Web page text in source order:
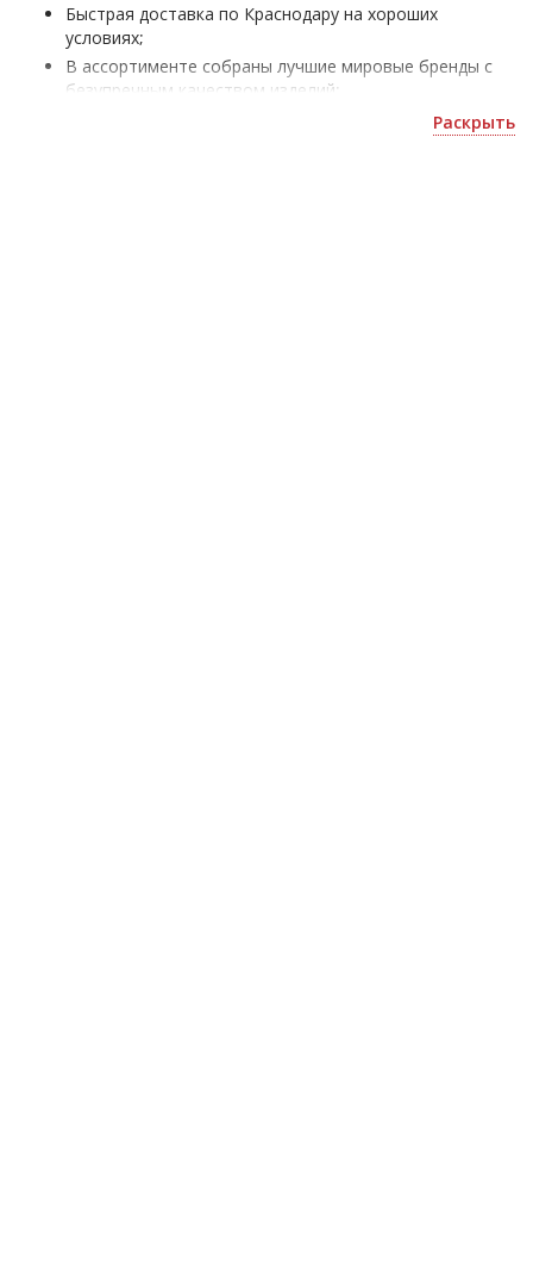
Быстрая доставка по Краснодару на хороших
условиях;
В ассортименте собраны лучшие мировые бренды с
безупречным качеством изделий;
Раскрыть